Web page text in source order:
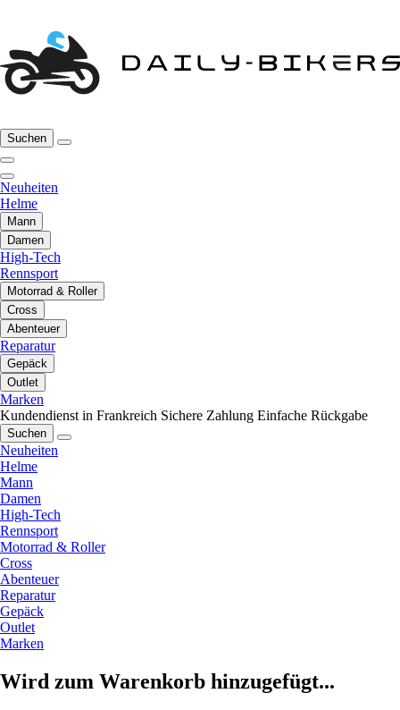
Suchen
Neuheiten
Helme
Mann
Damen
High-Tech
Rennsport
Motorrad & Roller
Cross
Abenteuer
Reparatur
Gepäck
Outlet
Marken
Kundendienst in Frankreich Sichere Zahlung Einfache Rückgabe
Suchen
Neuheiten
Helme
Mann
Damen
High-Tech
Rennsport
Motorrad & Roller
Cross
Abenteuer
Reparatur
Gepäck
Outlet
Marken
Wird zum Warenkorb hinzugefügt...